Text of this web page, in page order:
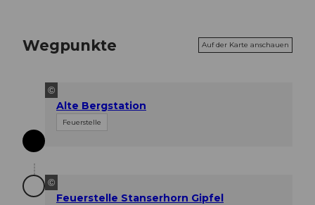
Wegpunkte Auf der Karte anschauen
©
Alte Bergstation
Feuerstelle
©
Feuerstelle Stanserhorn Gipfel